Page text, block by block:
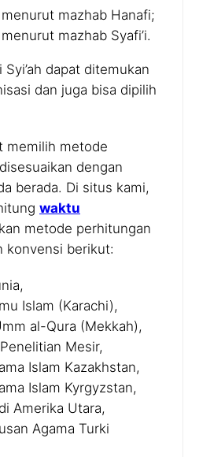
mazhab Hanafi;
mazhab Syafi’i.
Syi’ah dapat ditemukan
dan juga bisa dipilih
memilih metode
dengan
berada. Di situs kami,
waktu
metode perhitungan
konvensi berikut:
Islam (Karachi),
al-Qura (Mekkah),
Mesir,
Islam Kazakhstan,
Islam Kyrgyzstan,
Amerika Utara,
Agama Turki